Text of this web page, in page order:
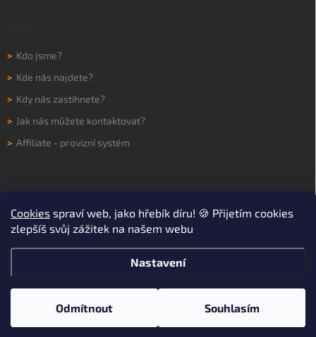
Cookies spraví web, jako hřebík díru! 🍪 Přijetím cookies
zlepšíš svůj zážitek na našem webu
Nastavení
Odmítnout Souhlasím
> Kdo jsme?
> Kde nás najdete?
> Kdy nás zastihnete?
> Jak nás můžete kontaktovat?
> Affiliate - provizní systém
Vytvořil Shoptet
Copyright 2026WORKNOW. Všechna práva vyhrazena.Upravit nastavení